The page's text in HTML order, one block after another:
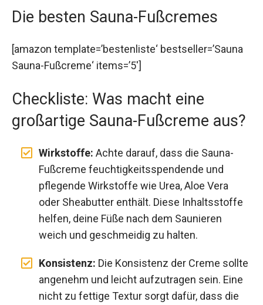
Die besten Sauna-Fußcremes
[amazon template=’bestenliste‘ bestseller=’Sauna
Sauna-Fußcreme‘ items=’5′]
Checkliste: Was macht eine
großartige Sauna-Fußcreme aus?
Wirkstoffe: Achte darauf, dass die Sauna-
Fußcreme feuchtigkeitsspendende und
pflegende Wirkstoffe wie Urea, Aloe Vera
oder Sheabutter enthält. Diese Inhaltsstoffe
helfen, deine Füße nach dem Saunieren
weich und geschmeidig zu halten.
Konsistenz: Die Konsistenz der Creme sollte
angenehm und leicht aufzutragen sein. Eine
nicht zu fettige Textur sorgt dafür, dass die